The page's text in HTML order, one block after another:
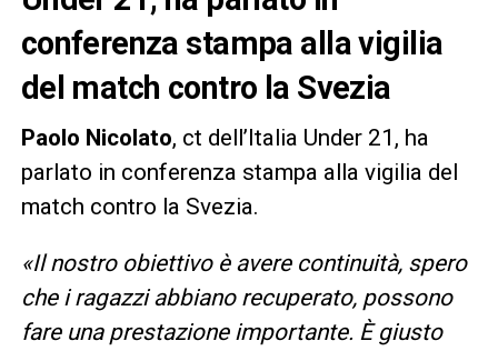
conferenza stampa alla vigilia
del match contro la Svezia
Paolo Nicolato, ct dell’Italia Under 21, ha
parlato in conferenza stampa alla vigilia del
match contro la Svezia.
«Il nostro obiettivo è avere continuità, spero
che i ragazzi abbiano recuperato, possono
fare una prestazione importante. È giusto